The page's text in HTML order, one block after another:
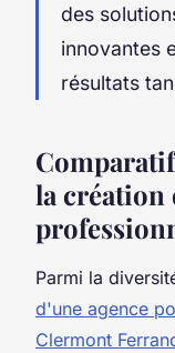
des
innovantes
résultats
la création
Parmi la
d'une agence
Clermont